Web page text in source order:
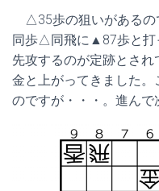
△35歩の狙いがある
同歩△同飛に▲87歩と
先攻するのが定跡とさ
金と上がってきました
のですが・・・。進んで